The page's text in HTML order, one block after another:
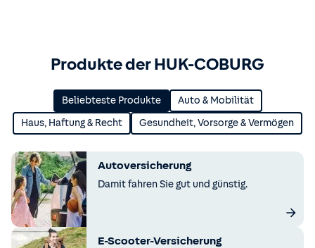
Produkte der HUK-COBURG
Beliebteste Produkte Auto & Mobilität
Haus, Haftung & Recht Gesundheit, Vorsorge & Vermögen
Autoversicherung
Damit fahren Sie gut und günstig.
E-Scooter-Versicherung